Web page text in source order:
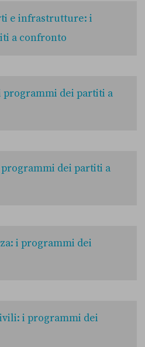
e infrastrutture: i
a confronto
programmi dei partiti a
programmi dei partiti a
i programmi dei
i programmi dei